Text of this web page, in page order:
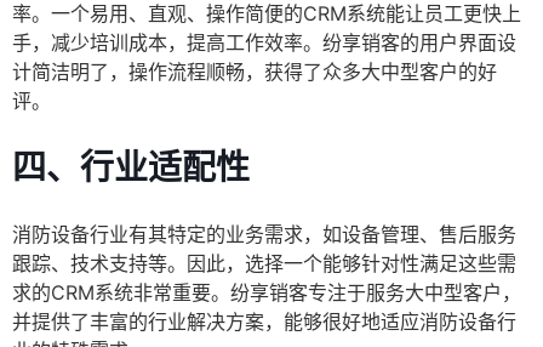
率。一个易用、直观、操作简便的CRM系统能让员工更快上
手，减少培训成本，提高工作效率。纷享销客的用户界面设
计简洁明了，操作流程顺畅，获得了众多大中型客户的好
评。
四、行业适配性
消防设备行业有其特定的业务需求，如设备管理、售后服务
跟踪、技术支持等。因此，选择一个能够针对性满足这些需
求的CRM系统非常重要。纷享销客专注于服务大中型客户，
并提供了丰富的行业解决方案，能够很好地适应消防设备行